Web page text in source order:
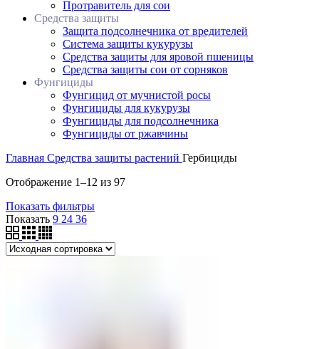
Протравитель для сои
Средства защиты
Защита подсолнечника от вредителей
Система защиты кукурузы
Средства защиты для яровой пшеницы
Средства защиты сои от сорняков
Фунгициды
Фунгицид от мучнистой росы
Фунгициды для кукурузы
Фунгициды для подсолнечника
Фунгициды от ржавчины
Главная Средства защиты растений Гербициды
Отображение 1–12 из 97
Показать фильтры
Показать 9 24 36